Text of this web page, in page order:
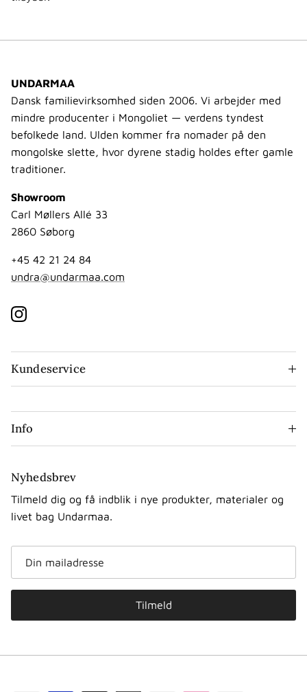
UNDARMAA
Dansk familievirksomhed siden 2006. Vi arbejder med
mindre producenter i Mongoliet — verdens tyndest
befolkede land. Ulden kommer fra nomader på den
mongolske slette, hvor dyrene stadig holdes efter gamle
traditioner.
Showroom
Carl Møllers Allé 33
2860 Søborg
+45 42 21 24 84
undra@undarmaa.com
Instagram
Kundeservice
Info
Nyhedsbrev
Tilmeld dig og få indblik i nye produkter, materialer og
livet bag Undarmaa.
Tilmeld